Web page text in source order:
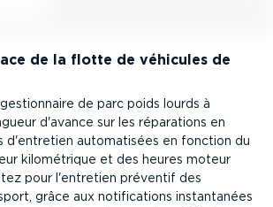
de la flotte de véhicules de
de parc poids lourds à
d'avance sur les réparations en
d'entretien automa­tisées en fonction du
kilomé­trique et des heures moteur
pour l'entretien préventif des
grâce aux notifi­ca­tions instan­tanées